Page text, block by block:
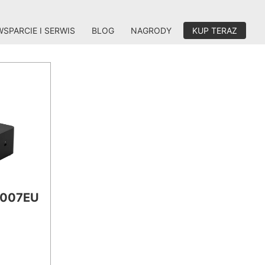
I SERWIS BLOG NAGRODY KUP TERAZ